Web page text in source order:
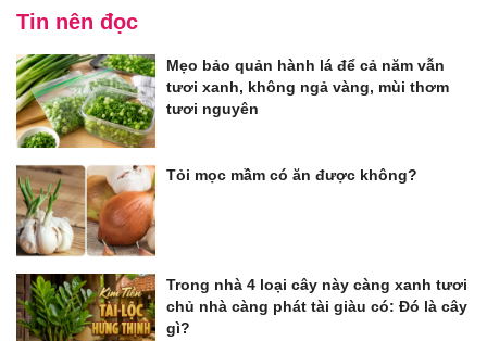
Tin nên đọc
Mẹo bảo quản hành lá để cả năm vẫn
tươi xanh, không ngả vàng, mùi thơm
tươi nguyên
Tỏi mọc mầm có ăn được không?
Trong nhà 4 loại cây này càng xanh tươi
chủ nhà càng phát tài giàu có: Đó là cây
gì?